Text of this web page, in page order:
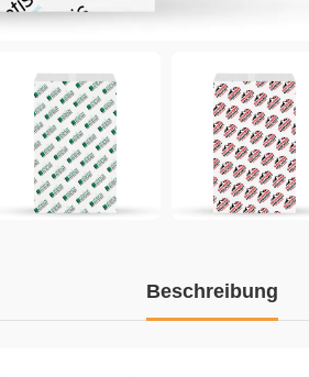
Beschreibung